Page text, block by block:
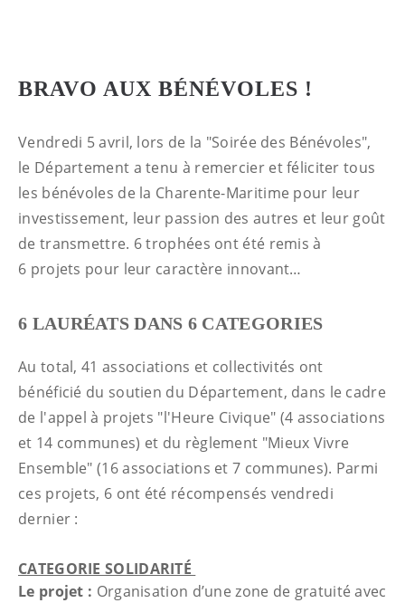
BRAVO AUX BÉNÉVOLES !
Vendredi 5 avril, lors de la "Soirée des Bénévoles",
le Département a tenu à remercier et féliciter tous
les bénévoles de la Charente-Maritime pour leur
investissement, leur passion des autres et leur goût
de transmettre. 6 trophées ont été remis à
6 projets pour leur caractère innovant…
6 LAURÉATS DANS 6 CATEGORIES
Au total, 41 associations et collectivités ont
bénéficié du soutien du Département, dans le cadre
de l'appel à projets "l'Heure Civique" (4 associations
et 14 communes) et du règlement "Mieux Vivre
Ensemble" (16 associations et 7 communes). Parmi
ces projets, 6 ont été récompensés vendredi
dernier :
CATEGORIE SOLIDARITÉ
Le projet : Organisation d’une zone de gratuité avec